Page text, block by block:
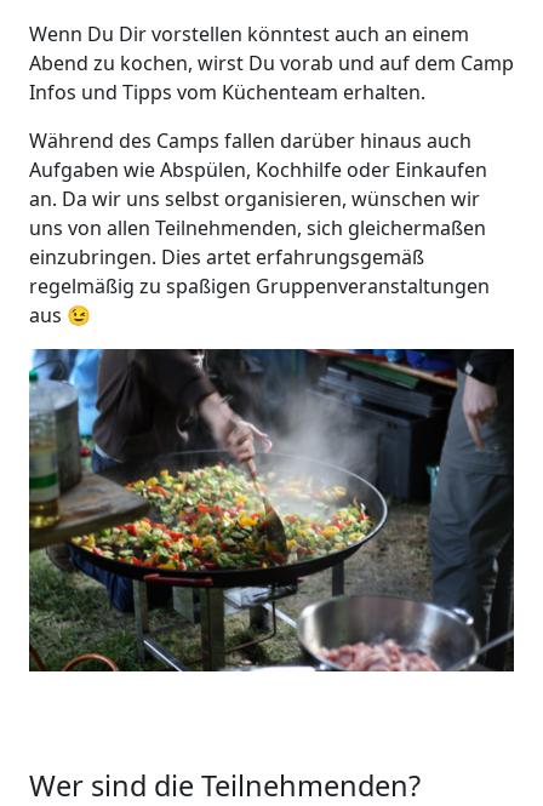
Wenn Du Dir vorstellen könntest auch an einem
Abend zu kochen, wirst Du vorab und auf dem Camp
Infos und Tipps vom Küchenteam erhalten.
Während des Camps fallen darüber hinaus auch
Aufgaben wie Abspülen, Kochhilfe oder Einkaufen
an. Da wir uns selbst organisieren, wünschen wir
uns von allen Teilnehmenden, sich gleichermaßen
einzubringen. Dies artet erfahrungsgemäß
regelmäßig zu spaßigen Gruppenveranstaltungen
aus 😉
Wer sind die Teilnehmenden?